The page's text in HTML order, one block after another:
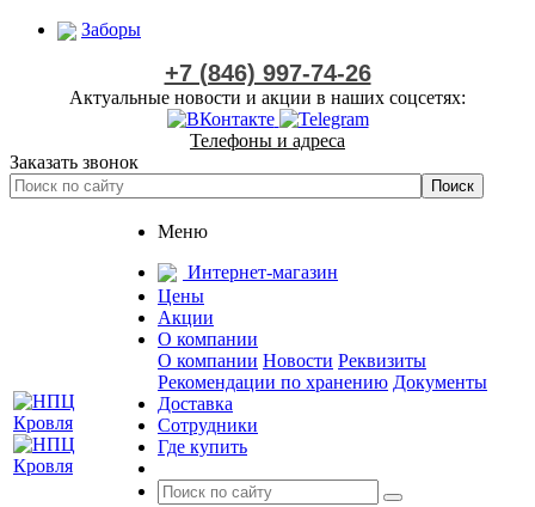
Заборы
+7 (846) 997-74-26
Актуальные новости и акции в наших соцсетях:
Телефоны и адреса
Заказать звонок
Меню
Интернет-магазин
Цены
Акции
О компании
О компании Новости Реквизиты
Рекомендации по хранению Документы
Доставка
Сотрудники
Где купить